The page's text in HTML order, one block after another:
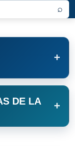
⌕
+
DE LA
+